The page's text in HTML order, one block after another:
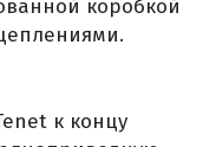
коробкой
к концу